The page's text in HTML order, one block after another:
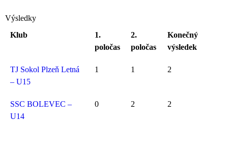
Výsledky
Klub
1.
poločas
2.
poločas
Konečný
výsledek
TJ Sokol Plzeň Letná
– U15
1 1 2
SSC BOLEVEC –
U14
0 2 2